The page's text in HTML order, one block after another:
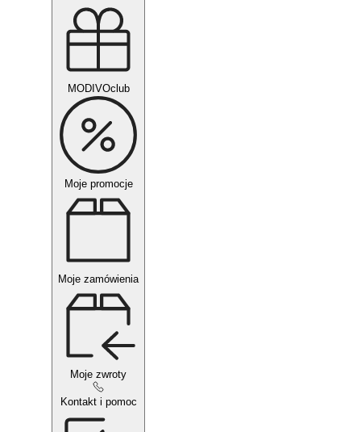
MODIVOclub
Moje promocje
Moje zamówienia
Moje zwroty
Kontakt i pomoc